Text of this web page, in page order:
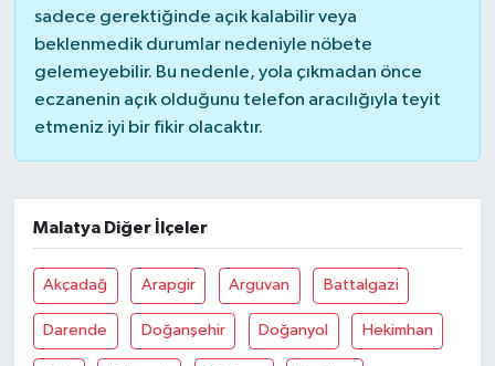
sadece gerektiğinde açık kalabilir veya
beklenmedik durumlar nedeniyle nöbete
gelemeyebilir. Bu nedenle, yola çıkmadan önce
eczanenin açık olduğunu telefon aracılığıyla teyit
etmeniz iyi bir fikir olacaktır.
Malatya Diğer İlçeler
Akçadağ Arapgir Arguvan Battalgazi
Darende Doğanşehir Doğanyol Hekimhan